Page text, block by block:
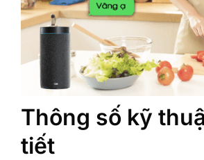
Thông số kỹ
tiết